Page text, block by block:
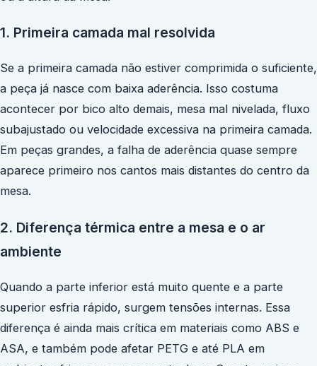
1. Primeira camada mal resolvida
Se a primeira camada não estiver comprimida o suficiente,
a peça já nasce com baixa aderência. Isso costuma
acontecer por bico alto demais, mesa mal nivelada, fluxo
subajustado ou velocidade excessiva na primeira camada.
Em peças grandes, a falha de aderência quase sempre
aparece primeiro nos cantos mais distantes do centro da
mesa.
2. Diferença térmica entre a mesa e o ar
ambiente
Quando a parte inferior está muito quente e a parte
superior esfria rápido, surgem tensões internas. Essa
diferença é ainda mais crítica em materiais como ABS e
ASA, e também pode afetar PETG e até PLA em